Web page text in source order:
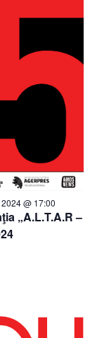
„A.L.T.A.R –
@ 17:00